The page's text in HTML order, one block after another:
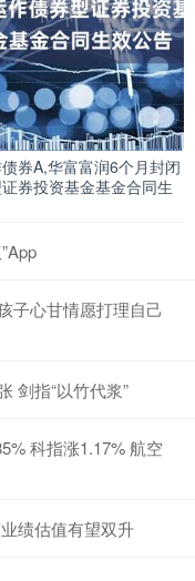
券A,华富富润6个月封闭
券投资基金基金合同生
子心甘情愿打理自己
剑指“以竹代浆”
科指涨1.17% 航空
绩估值有望双升